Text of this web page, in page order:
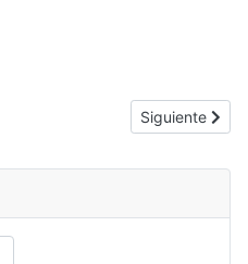
entre Colombia y Canadá
Artículo
Siguiente